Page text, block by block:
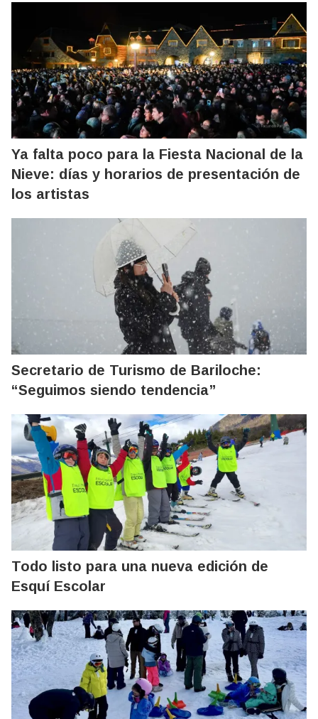
Ya falta poco para la Fiesta Nacional de la
Nieve: días y horarios de presentación de
los artistas
Secretario de Turismo de Bariloche:
“Seguimos siendo tendencia”
Todo listo para una nueva edición de
Esquí Escolar